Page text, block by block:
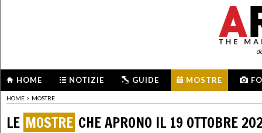
HOME NOTIZIE GUIDE MOSTRE
HOME > MOSTRE
LE MOSTRE CHE APRONO IL 19 OTTOBRE